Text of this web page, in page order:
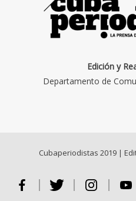
Edición y
Departamento de
Cubaperiodistas 2019 |
Facebook Twitter Instagram